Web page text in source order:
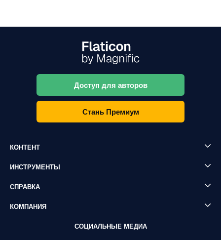
Доступ для авторов
Стань Премиум
КОНТЕНТ
ИНСТРУМЕНТЫ
СПРАВКА
КОМПАНИЯ
СОЦИАЛЬНЫЕ МЕДИА